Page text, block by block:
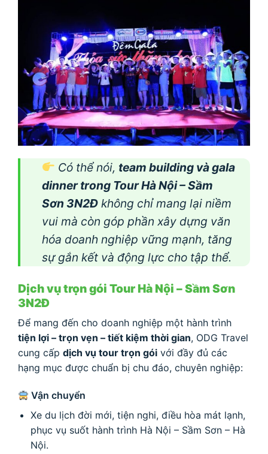
Có thể nói, team building và gala
dinner trong Tour Hà Nội – Sầm
Sơn 3N2Đ không chỉ mang lại niềm
vui mà còn góp phần xây dựng văn
hóa doanh nghiệp vững mạnh, tăng
sự gắn kết và động lực cho tập thể.
Dịch vụ trọn gói Tour Hà Nội – Sầm Sơn
3N2Đ
Để mang đến cho doanh nghiệp một hành trình
tiện lợi – trọn vẹn – tiết kiệm thời gian, ODG Travel
cung cấp dịch vụ tour trọn gói với đầy đủ các
hạng mục được chuẩn bị chu đáo, chuyên nghiệp:
Vận chuyển
Xe du lịch đời mới, tiện nghi, điều hòa mát lạnh,
phục vụ suốt hành trình Hà Nội – Sầm Sơn – Hà
Nội.